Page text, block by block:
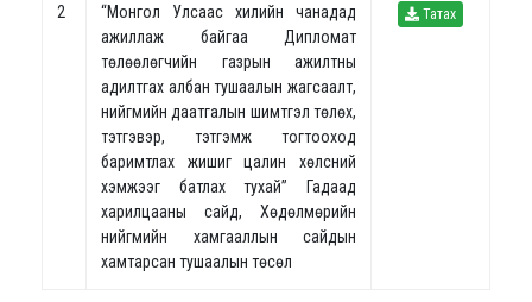
2
“Mонгол Улсаас хилийн чанадад
ажиллаж байгаа Дипломат
төлөөлөгчийн газрын ажилтны
адилтгах албан тушаалын жагсаалт,
нийгмийн даатгалын шимтгэл төлөх,
тэтгэвэр, тэтгэмж тогтооход
баримтлах жишиг цалин хөлсний
хэмжээг батлах тухай” Гадаад
харилцааны сайд, Хөдөлмөрийн
нийгмийн хамгааллын сайдын
хамтарсан тушаалын төсөл
Татах